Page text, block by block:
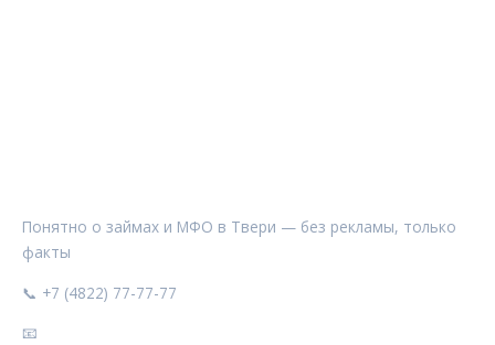
Понятно о займах и МФО в Твери — без рекламы, только
факты
📞 +7 (4822) 77-77-77
📧